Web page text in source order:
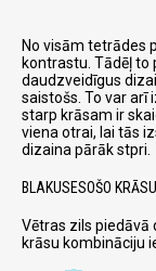
No visām tetrādes
kontrastu. Tādēļ to
daudzveidīgus
saistošs. To var arī
starp krāsam ir
viena otrai, lai tās
dizaina pārāk stpri.
BLAKUSESOŠO
Vētras zils piedāvā
krāsu kombināciju